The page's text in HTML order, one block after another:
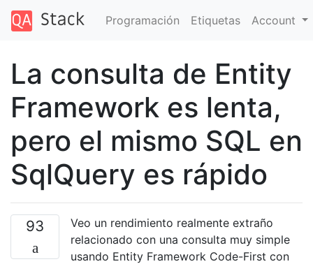
Programación Etiquetas Account
La consulta de Entity
Framework es lenta,
pero el mismo SQL en
SqlQuery es rápido
93
Veo un rendimiento realmente extraño
relacionado con una consulta muy simple
usando Entity Framework Code-First con